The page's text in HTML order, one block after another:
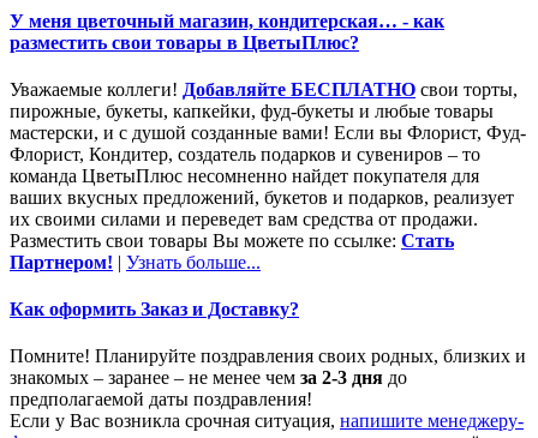
У меня цветочный магазин, кондитерская… - как
разместить свои товары в ЦветыПлюс?
Уважаемые коллеги! Добавляйте БЕСПЛАТНО свои торты,
пирожные, букеты, капкейки, фуд-букеты и любые товары
мастерски, и с душой созданные вами! Если вы Флорист, Фуд-
Флорист, Кондитер, создатель подарков и сувениров – то
команда ЦветыПлюс несомненно найдет покупателя для
ваших вкусных предложений, букетов и подарков, реализует
их своими силами и переведет вам средства от продажи.
Разместить свои товары Вы можете по ссылке: Стать
Партнером! | Узнать больше...
Как оформить Заказ и Доставку?
Помните! Планируйте поздравления своих родных, близких и
знакомых – заранее – не менее чем за 2-3 дня до
предполагаемой даты поздравления!
Если у Вас возникла срочная ситуация, напишите менеджеру-